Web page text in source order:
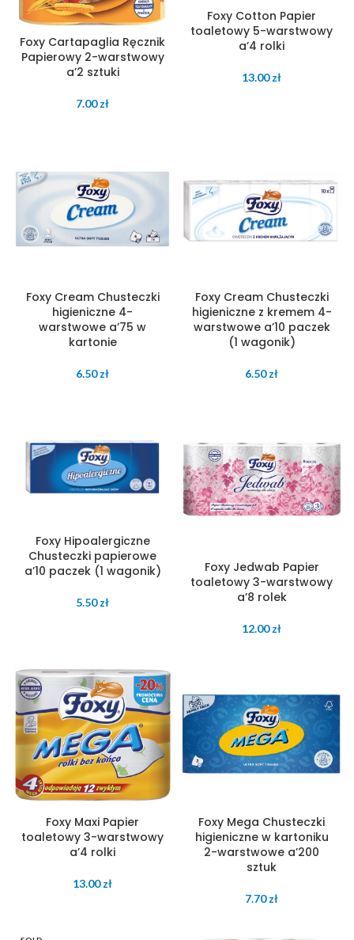
Foxy Cartapaglia Ręcznik
Papierowy 2-warstwowy
a’2 sztuki
7.00zł
Foxy Cotton Papier
toaletowy 5-warstwowy
a’4 rolki
13.00zł
Foxy Cream Chusteczki
higieniczne 4-
warstwowe a’75 w
kartonie
6.50zł
Foxy Cream Chusteczki
higieniczne z kremem 4-
warstwowe a’10 paczek
(1 wagonik)
6.50zł
Foxy Hipoalergiczne
Chusteczki papierowe
a’10 paczek (1 wagonik)
5.50zł
Foxy Jedwab Papier
toaletowy 3-warstwowy
a’8 rolek
12.00zł
Foxy Maxi Papier
toaletowy 3-warstwowy
a’4 rolki
13.00zł
Foxy Mega Chusteczki
higieniczne w kartoniku
2-warstwowe a’200
sztuk
7.70zł